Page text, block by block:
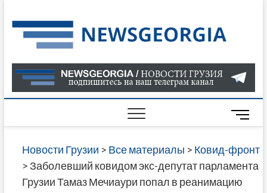
to
content
О
В
ГРУЗИИ
САЙТЕ
M
e
n
u
B
Новости Грузии > Все материалы > Ковид-фронт
>Заболевший ковидом экс-депутат парламента
Грузии Тамаз Мечиаури попал в реанимацию